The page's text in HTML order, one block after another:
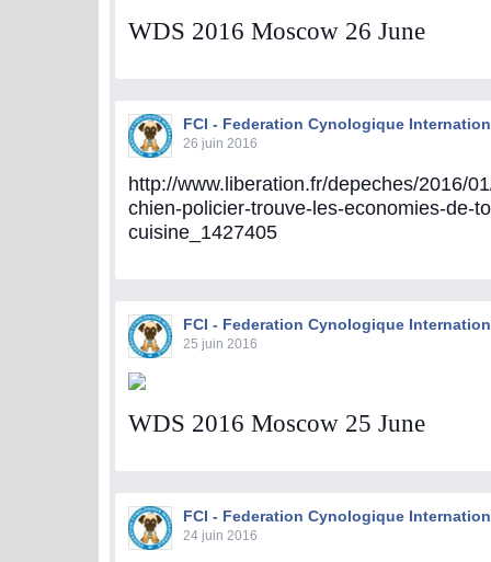
WDS 2016 Moscow 26 June
FCI - Federation Cynologique
26 juin 2016
http://www.liberation.fr/depeches/2016/
chien-policier-trouve-les-economies-de-
cuisine_1427405
FCI - Federation Cynologique
25 juin 2016
WDS 2016 Moscow 25 June
FCI - Federation Cynologique
24 juin 2016